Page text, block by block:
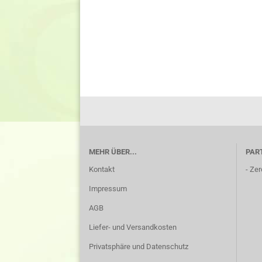
MEHR ÜBER...
Kontakt
Impressum
AGB
Liefer- und Versandkosten
Privatsphäre und Datenschutz
-